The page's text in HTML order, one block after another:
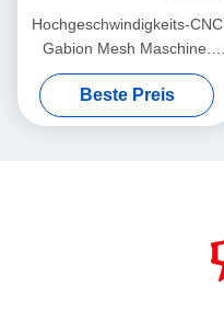
Hochgeschwindigkeits-CNC
Gabion Mesh Maschine.
Stabile Produktion, höhere
Gewinne.
Beste Preis